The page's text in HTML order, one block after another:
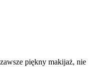
piękny makijaż, nie